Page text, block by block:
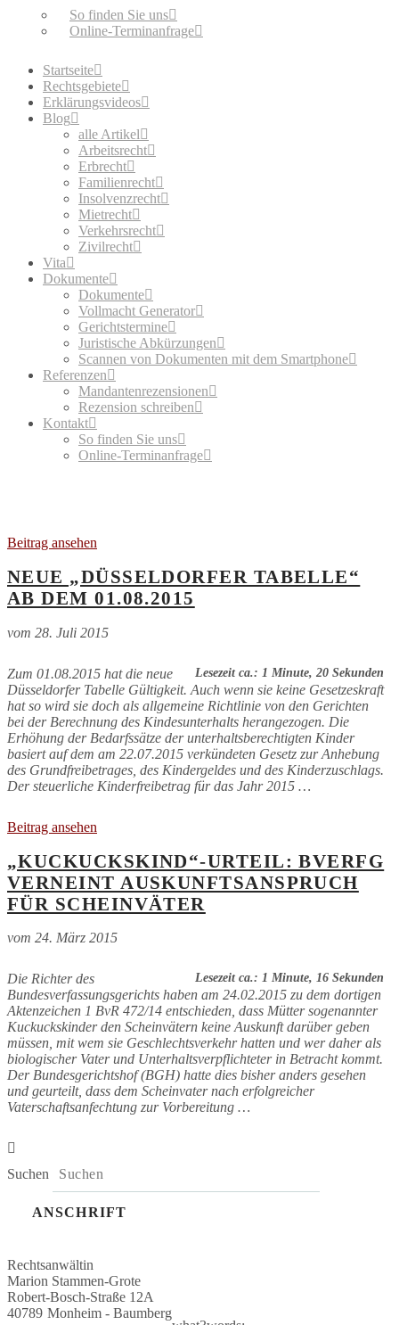
So finden Sie uns
Online-Terminanfrage
Startseite
Rechtsgebiete
Erklärungsvideos
Blog
alle Artikel
Arbeitsrecht
Erbrecht
Familienrecht
Insolvenzrecht
Mietrecht
Verkehrsrecht
Zivilrecht
Vita
Dokumente
Dokumente
Vollmacht Generator
Gerichtstermine
Juristische Abkürzungen
Scannen von Dokumenten mit dem Smartphone
Referenzen
Mandantenrezensionen
Rezension schreiben
Kontakt
So finden Sie uns
Online-Terminanfrage
Beitrag ansehen
NEUE „DÜSSELDORFER TABELLE“
AB DEM 01.08.2015
vom 28. Juli 2015
Lesezeit ca.: 1 Minute, 20 Sekunden
Zum 01.08.2015 hat die neue
Düsseldorfer Tabelle Gültigkeit. Auch wenn sie keine Gesetzeskraft
hat so wird sie doch als allgemeine Richtlinie von den Gerichten
bei der Berechnung des Kindesunterhalts herangezogen. Die
Erhöhung der Bedarfssätze der unterhaltsberechtigten Kinder
basiert auf dem am 22.07.2015 verkündeten Gesetz zur Anhebung
des Grundfreibetrages, des Kindergeldes und des Kinderzuschlags.
Der steuerliche Kinderfreibetrag für das Jahr 2015 …
Beitrag ansehen
„KUCKUCKSKIND“-URTEIL: BVERFG
VERNEINT AUSKUNFTSANSPRUCH
FÜR SCHEINVÄTER
vom 24. März 2015
Lesezeit ca.: 1 Minute, 16 Sekunden
Die Richter des
Bundesverfassungsgerichts haben am 24.02.2015 zu dem dortigen
Aktenzeichen 1 BvR 472/14 entschieden, dass Mütter sogenannter
Kuckuckskinder den Scheinvätern keine Auskunft darüber geben
müssen, mit wem sie Geschlechtsverkehr hatten und wer daher als
biologischer Vater und Unterhaltsverpflichteter in Betracht kommt.
Der Bundesgerichtshof (BGH) hatte dies bisher anders gesehen
und geurteilt, dass dem Scheinvater nach erfolgreicher
Vaterschaftsanfechtung zur Vorbereitung …
Suchen
ANSCHRIFT
Rechtsanwältin
Marion Stammen-Grote
Robert-Bosch-Straße 12A
40789 Monheim - Baumberg